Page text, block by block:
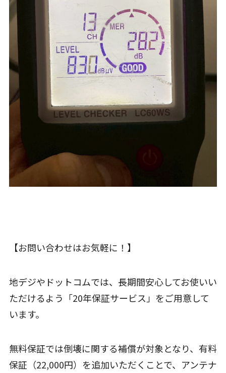
【お問い合わせはお気軽に！】
地デジやドットコムでは、長期間安心してお使いい
ただけるよう「20年保証サービス」をご用意して
います。
無料保証では倒壊に関する補償が対象となり、有料
保証（22,000円）を追加いただくことで、アンテナ